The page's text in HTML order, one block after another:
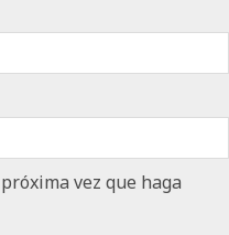
vez que haga